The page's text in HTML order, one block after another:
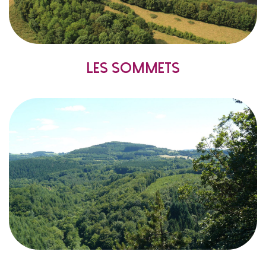
animé au plus sauvage : voile, baignade,
randonnée, pêche, paddle… À vous de choisir !
Les sommets
Étant considéré comme une moyenne montagne
puisqu’il prolonge le
Massif Central
Naturel Régional du Morvan offre à ses habitants
et visiteurs une nature vallonnée et généreuse où
se mêlent forêts et bocages. Le point culminant de
cette partie du Morvan est
le Haut-Folin,
à 901
mètres d’altitude.